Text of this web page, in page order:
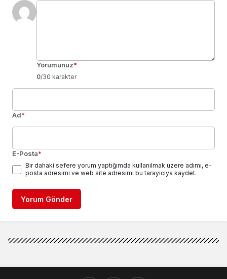
Yorumunuz*
0/30 karakter
Ad*
E-Posta*
Bir dahaki sefere yorum yaptığımda kullanılmak üzere adımı, e-
posta adresimi ve web site adresimi bu tarayıcıya kaydet.
Yorum Gönder